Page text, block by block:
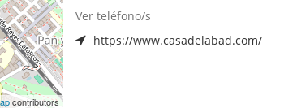
contributors
Ver teléfono/s
https://www.casadelabad.com/